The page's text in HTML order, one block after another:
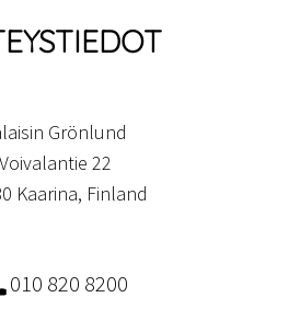
Grönlund
Voivalantie 22
Kaarina, Finland
010 820 8200